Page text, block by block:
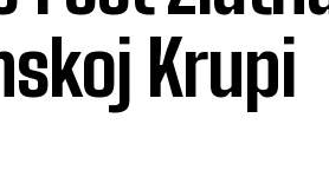
Krupi